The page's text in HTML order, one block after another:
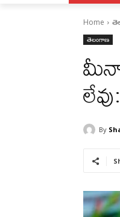
Home
తెలంగాణ
By